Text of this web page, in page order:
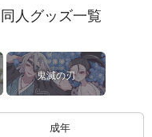
人グッズ一覧
鬼滅の刃
成年